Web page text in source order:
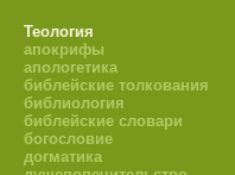
Теология
апокрифы
апологетика
библейские толкования
библиология
библейские словари
богословие
догматика